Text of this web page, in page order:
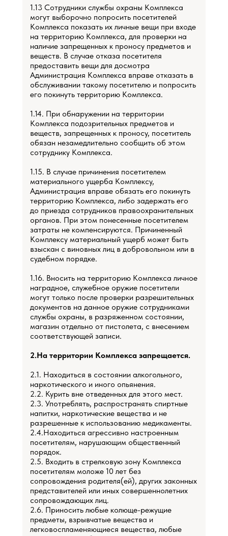
1.13 Сотрудники службы охраны Комплекса
могут выборочно попросить посетителей
Комплекса показать их личные вещи при входе
на территорию Комплекса, для проверки на
наличие запрещенных к проносу предметов и
веществ. В случае отказа посетителя
предоставить вещи для досмотра
Администрация Комплекса вправе отказать в
обслуживании такому посетителю и попросить
его покинуть территорию Комплекса.
1.14. При обнаружении на территории
Комплекса подозрительных предметов и
веществ, запрещенных к проносу, посетитель
обязан незамедлительно сообщить об этом
сотруднику Комплекса.
1.15. В случае причинения посетителем
материального ущерба Комплексу,
Администрация вправе обязать его покинуть
территорию Комплекса, либо задержать его
до приезда сотрудников правоохранительных
органов. При этом понесенные посетителем
затраты не компенсируются. Причиненный
Комплексу материальный ущерб может быть
взыскан с виновных лиц в добровольном или в
судебном порядке.
1.16. Вносить на территорию Комплекса личное
наградное, служебное оружие посетители
могут только после проверки разрешительных
документов на данное оружие сотрудниками
службы охраны, в разряженном состоянии,
магазин отдельно от пистолета, с внесением
соответствующей записи.
2.На территории Комплекса запрещается.
2.1. Находиться в состоянии алкогольного,
наркотического и иного опьянения.
2.2. Курить вне отведенных для этого мест.
2.3. Употреблять, распространять спиртные
напитки, наркотические вещества и не
разрешенные к использованию медикаменты.
2.4.Находиться агрессивно настроенным
посетителям, нарушающим общественный
порядок.
2.5. Входить в стрелковую зону Комплекса
посетителям моложе 10 лет без
сопровождения родителя(ей), других законных
представителей или иных совершеннолетних
сопровождающих лиц.
2.6. Приносить любые колюще-режущие
предметы, взрывчатые вещества и
легковоспламеняющиеся вещества, любые